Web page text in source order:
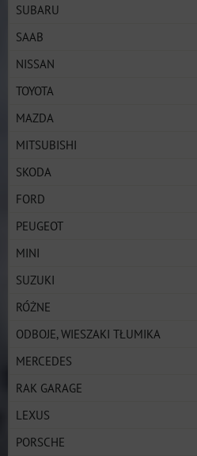
SUBARU
SAAB
NISSAN
TOYOTA
MAZDA
MITSUBISHI
SKODA
FORD
PEUGEOT
MINI
SUZUKI
RÓŻNE
ODBOJE, WIESZAKI TŁUMIKA
MERCEDES
RAK GARAGE
LEXUS
PORSCHE